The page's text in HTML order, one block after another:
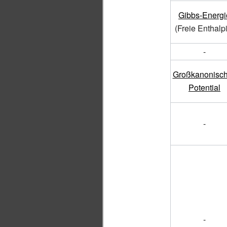
Gibbs-
(Freie
-
Potential
-
-